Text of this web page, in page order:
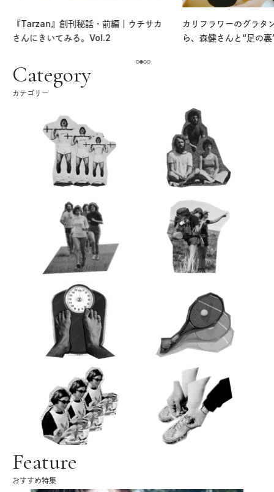
『Tarzan』創刊秘話・前編｜ウチサカ
さんにきいてみる。Vol.2
カリフラワーのグラタ
ら、森健さんと“足の
Category
カテゴリー
Feature
おすすめ特集